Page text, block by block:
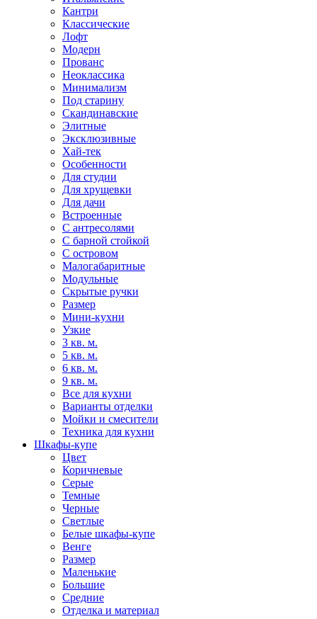
Кантри
Классические
Лофт
Модерн
Прованс
Неоклассика
Минимализм
Под старину
Скандинавские
Элитные
Эксклюзивные
Хай-тек
Особенности
Для студии
Для хрущевки
Для дачи
Встроенные
С антресолями
С барной стойкой
С островом
Малогабаритные
Модульные
Скрытые ручки
Размер
Мини-кухни
Узкие
3 кв. м.
5 кв. м.
6 кв. м.
9 кв. м.
Все для кухни
Варианты отделки
Мойки и смесители
Техника для кухни
Шкафы-купе
Цвет
Коричневые
Серые
Темные
Черные
Светлые
Белые шкафы-купе
Венге
Размер
Маленькие
Большие
Средние
Отделка и материал